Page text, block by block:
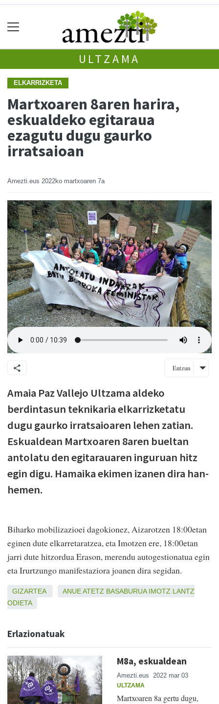
ULTZAMA
ELKARRIZKETA
Martxoaren 8aren harira,
eskualdeko egitaraua
ezagutu dugu gaurko
irratsaioan
Amezti.eus 2022ko martxoaren 7a
Entzun
Amaia Paz Vallejo Ultzama aldeko
berdintasun teknikaria elkarrizketatu
dugu gaurko irratsaioaren lehen zatian.
Eskualdean Martxoaren 8aren bueltan
antolatu den egitarauaren inguruan hitz
egin digu. Hamaika ekimen izanen dira han-
hemen.
Biharko mobilizazioei dagokionez, Aizarotzen 18:00etan
eginen dute elkarretaratzea, eta Imotzen ere, 18:00etan
jarri dute hitzordua Erason, merendu autogestionatua egin
eta Irurtzungo manifestaziora joanen dira segidan.
GIZARTEA ANUEATETZ BASABURUA IMOTZ LANTZ
ODIETA
Erlazionatuak
M8a, eskualdean
Amezti.eus 2022 mar 03
ULTZAMA
Martxoaren 8a gertu dugu,